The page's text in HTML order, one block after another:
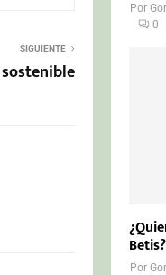
SIGUIENTE
Por
0
Betis?
Por